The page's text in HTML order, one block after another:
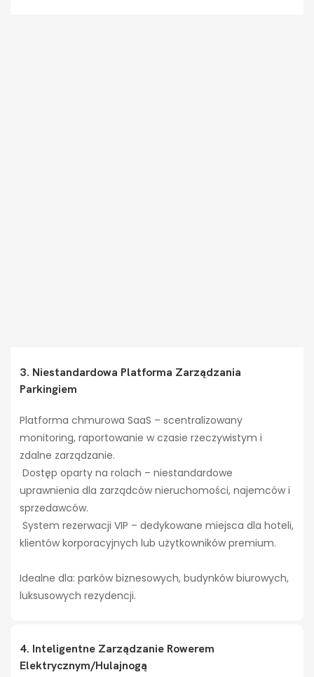
3. Niestandardowa Platforma Zarządzania
Parkingiem
Platforma chmurowa SaaS – scentralizowany
monitoring, raportowanie w czasie rzeczywistym i
zdalne zarządzanie.
Dostęp oparty na rolach – niestandardowe
uprawnienia dla zarządców nieruchomości, najemców i
sprzedawców.
System rezerwacji VIP – dedykowane miejsca dla hoteli,
klientów korporacyjnych lub użytkowników premium.
Idealne dla: parków biznesowych, budynków biurowych,
luksusowych rezydencji.
4. Inteligentne Zarządzanie Rowerem
Elektrycznym/hulajnogą